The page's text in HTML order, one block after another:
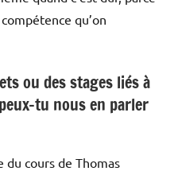
qu’on
ou des stages liés à
tu nous en parler
du cours de Thomas